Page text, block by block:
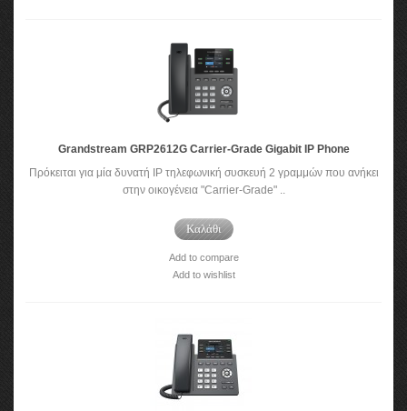
Grandstream GRP2612G Carrier-Grade Gigabit IP Phone
Πρόκειται για μία δυνατή IP τηλεφωνική συσκευή 2 γραμμών που ανήκει
στην οικογένεια "Carrier-Grade" ..
Καλάθι
Add to compare
Add to wishlist